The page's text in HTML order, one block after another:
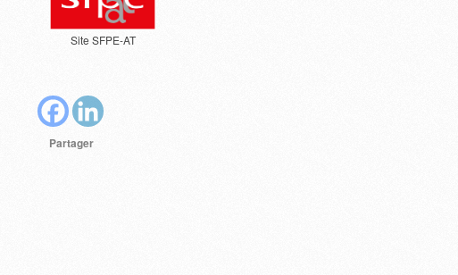
Site SFPE-AT
Partager